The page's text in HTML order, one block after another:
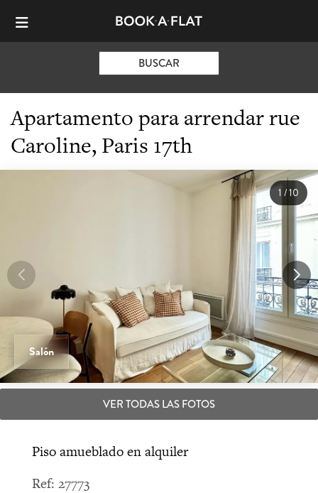
BUSCAR
Apartamento para arrendar rue
Caroline, Paris 17th
Salón
1 /10
VER TODAS LAS FOTOS
Piso amueblado en alquiler
Ref: 27773